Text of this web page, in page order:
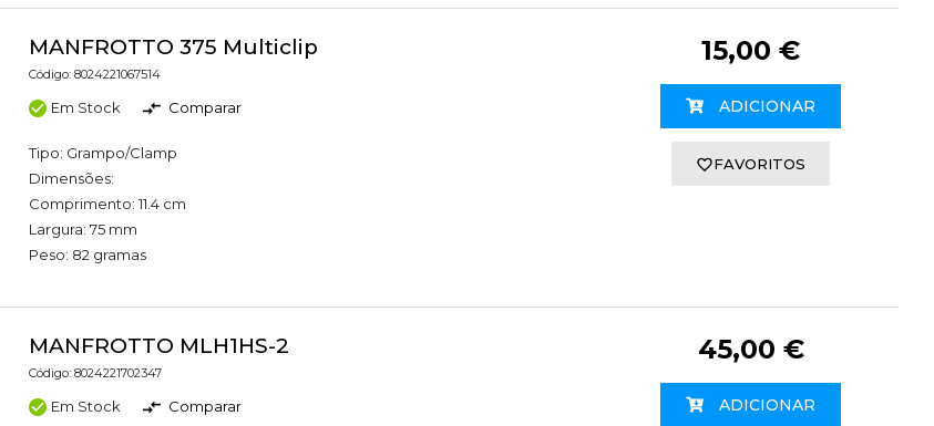
MANFROTTO 375 Multiclip
Código: 8024221067514
Em Stock Comparar
Tipo: Grampo/Clamp
Dimensões:
Comprimento: 11.4 cm
Largura: 75 mm
Peso: 82 gramas
15,00 €
ADICIONAR
FAVORITOS
MANFROTTO MLH1HS-2
Código: 8024221702347
Em Stock Comparar
45,00 €
ADICIONAR